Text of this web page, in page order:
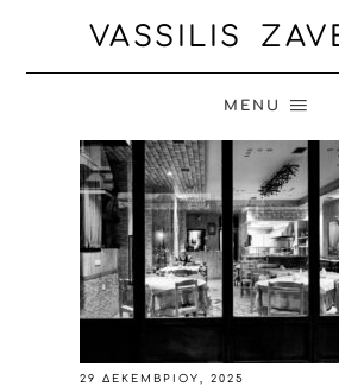
VASSILIS
MENU
29 ΔΕΚΕΜΒΡΊΟΥ, 2025